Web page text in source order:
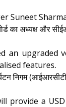
Suneet
का अध्यक्ष और
an
features.
निगम
provide a